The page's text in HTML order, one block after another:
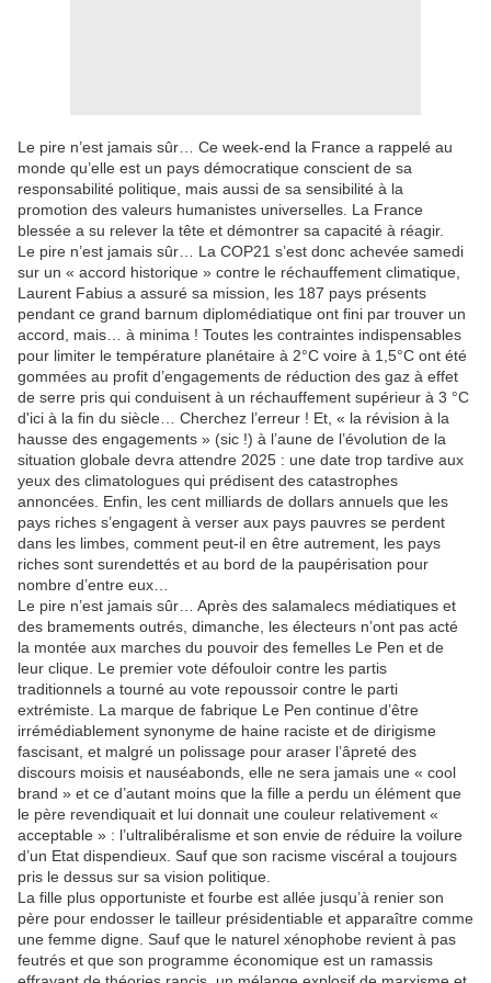
Le pire n’est jamais sûr… Ce week-end la France a rappelé au
monde qu’elle est un pays démocratique conscient de sa
responsabilité politique, mais aussi de sa sensibilité à la
promotion des valeurs humanistes universelles. La France
blessée a su relever la tête et démontrer sa capacité à réagir.
Le pire n’est jamais sûr… La COP21 s’est donc achevée samedi
sur un « accord historique » contre le réchauffement climatique,
Laurent Fabius a assuré sa mission, les 187 pays présents
pendant ce grand barnum diplomédiatique ont fini par trouver un
accord, mais… à minima ! Toutes les contraintes indispensables
pour limiter le température planétaire à 2°C voire à 1,5°C ont été
gommées au profit d’engagements de réduction des gaz à effet
de serre pris qui conduisent à un réchauffement supérieur à 3 °C
d'ici à la fin du siècle… Cherchez l’erreur ! Et, « la révision à la
hausse des engagements » (sic !) à l’aune de l’évolution de la
situation globale devra attendre 2025 : une date trop tardive aux
yeux des climatologues qui prédisent des catastrophes
annoncées. Enfin, les cent milliards de dollars annuels que les
pays riches s’engagent à verser aux pays pauvres se perdent
dans les limbes, comment peut-il en être autrement, les pays
riches sont surendettés et au bord de la paupérisation pour
nombre d’entre eux…
Le pire n’est jamais sûr… Après des salamalecs médiatiques et
des bramements outrés, dimanche, les électeurs n’ont pas acté
la montée aux marches du pouvoir des femelles Le Pen et de
leur clique. Le premier vote défouloir contre les partis
traditionnels a tourné au vote repoussoir contre le parti
extrémiste. La marque de fabrique Le Pen continue d’être
irrémédiablement synonyme de haine raciste et de dirigisme
fascisant, et malgré un polissage pour araser l’âpreté des
discours moisis et nauséabonds, elle ne sera jamais une « cool
brand » et ce d’autant moins que la fille a perdu un élément que
le père revendiquait et lui donnait une couleur relativement «
acceptable » : l’ultralibéralisme et son envie de réduire la voilure
d’un Etat dispendieux. Sauf que son racisme viscéral a toujours
pris le dessus sur sa vision politique.
La fille plus opportuniste et fourbe est allée jusqu’à renier son
père pour endosser le tailleur présidentiable et apparaître comme
une femme digne. Sauf que le naturel xénophobe revient à pas
feutrés et que son programme économique est un ramassis